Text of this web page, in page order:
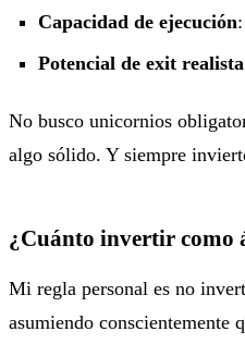
Capacidad de ejecución
Potencial de exit realista
No busco unicornios
algo sólido. Y siempre
¿Cuánto invertir como
Mi regla personal es no
asumiendo conscientemente